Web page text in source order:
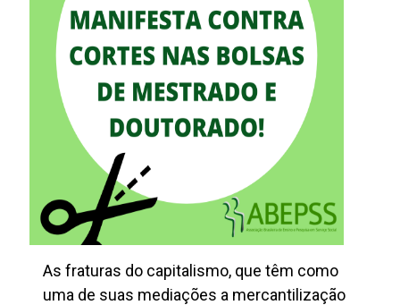
As fraturas do capitalismo, que têm como
uma de suas mediações a mercantilização